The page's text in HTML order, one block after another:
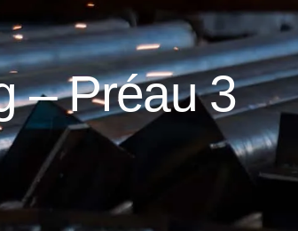
– Préau 3